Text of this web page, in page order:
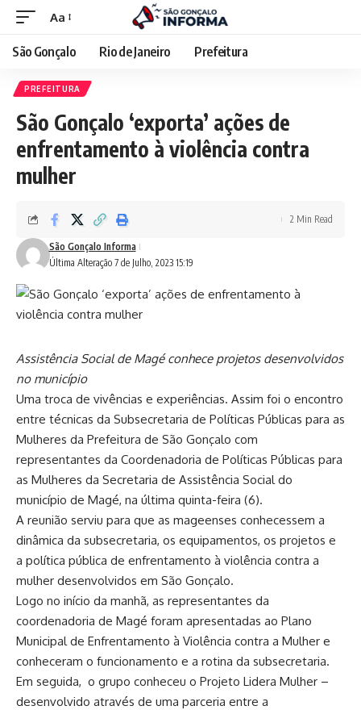
Aa
São Gonçalo Rio de Janeiro Prefeitura
PREFEITURA
São Gonçalo ‘exporta’ ações de
enfrentamento à violência contra
mulher
Última Alteração 7 de Julho, 2023 15:19
São Gonçalo Informa
2 Min Read
Assistência Social de Magé conhece projetos desenvolvidos
no município
Uma troca de vivências e experiências. Assim foi o encontro
entre técnicas da Subsecretaria de Políticas Públicas para as
Mulheres da Prefeitura de São Gonçalo com
representantes da Coordenadoria de Políticas Públicas para
as Mulheres da Secretaria de Assistência Social do
município de Magé, na última quinta-feira (6).
A reunião serviu para que as mageenses conhecessem a
dinâmica da subsecretaria, os equipamentos, os projetos e
a política pública de enfrentamento à violência contra a
mulher desenvolvidos em São Gonçalo.
Logo no início da manhã, as representantes da
coordenadoria de Magé foram apresentadas ao Plano
Municipal de Enfrentamento à Violência contra a Mulher e
conheceram o funcionamento e a rotina da subsecretaria.
Em seguida, o grupo conheceu o Projeto Lidera Mulher –
desenvolvido através de uma parceria entre a